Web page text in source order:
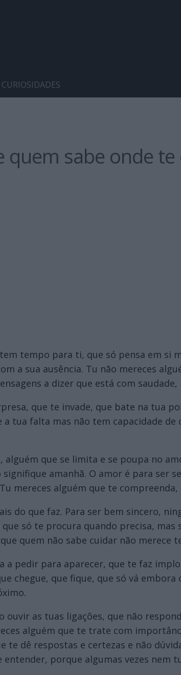
CURIOSIDADES
quem sabe onde
tempo para ti, que só pensa em si
a sua ausência. Tu não mereces
a dizer que está com
que te invade, que bate na tua
a tua falta mas não tem capacidade
alguém que se limita e se poupa no
amanhã. O amor é para ser
mereces alguém que te compreenda,
do que faz. Para ser bem sincero,
só te procura quando precisa,
quem não sabe cuidar não merece
a pedir para aparecer, que te faz
chegue, que fique, que só vá
ouvir as tuas ligações, que não
alguém que te trate com
te dê respostas e certezas e não
porque algumas vezes nem